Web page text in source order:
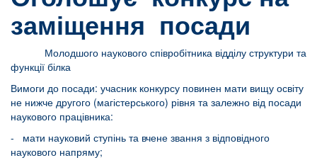
заміщення посади
Молодшого наукового співробітника відділу структури та
функції білка
Вимоги до посади: учасник конкурсу повинен мати вищу освіту
не нижче другого (магістерського) рівня та залежно від посади
наукового працівника:
- мати науковий ступінь та вчене звання з відповідного
наукового напряму;